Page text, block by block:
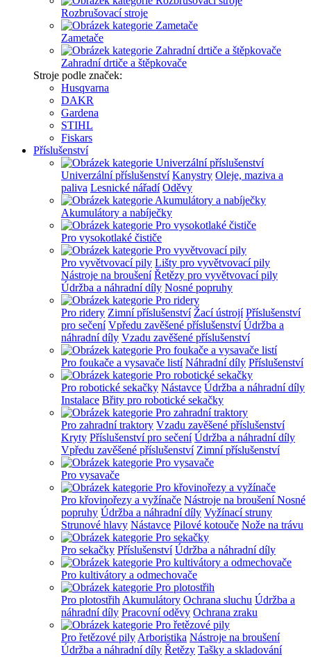
Rozbrušovací stroje
Zametače
Zahradní drtiče a štěpkovače
Stroje podle značek:
Husqvarna
DAKR
Gardena
STIHL
Fiskars
Příslušenství
Univerzální příslušenství Kanystry Oleje, maziva a
paliva Lesnické nářadí Oděvy
Akumulátory a nabíječky
Pro vysokotlaké čističe
Pro vyvětvovací pily Lišty pro vyvětvovací pily
Nástroje na broušení Řetězy pro vyvětvovací pily
Údržba a náhradní díly Nosné popruhy
Pro ridery Zimní příslušenství Žací ústrojí Příslušenství
pro sečení Vpředu zavěšené příslušenství Údržba a
náhradní díly Vzadu zavěšené příslušenství
Pro foukače a vysavače listí Náhradní díly Příslušenství
Pro robotické sekačky Nástavce Údržba a náhradní díly
Instalace Břity pro robotické sekačky
Pro zahradní traktory Vzadu zavěšené příslušenství
Kryty Příslušenství pro sečení Údržba a náhradní díly
Vpředu zavěšené příslušenství Zimní příslušenství
Pro vysavače
Pro křovinořezy a vyžínače Nástroje na broušeníNosné
popruhy Údržba a náhradní díly Vyžínací struny
Strunové hlavy Nástavce Pilové kotouče Nože na trávu
Pro sekačky Příslušenství Údržba a náhradní díly
Pro kultivátory a odmechovače
Pro plotostřih Akumulátory Ochrana sluchu Údržba a
náhradní díly Pracovní oděvy Ochrana zraku
Pro řetězové pily Arboristika Nástroje na broušení
Údržba a náhradní díly Řetězy Tašky a skladování